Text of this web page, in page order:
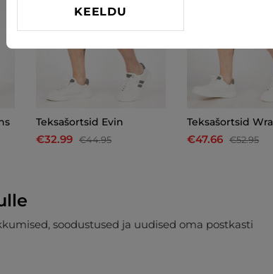
Teksašortsid Evin
€32.99 €44.95
Teksašortsid
€47.66 €52.95
soodustused ja uudised oma postkasti
KEELDU